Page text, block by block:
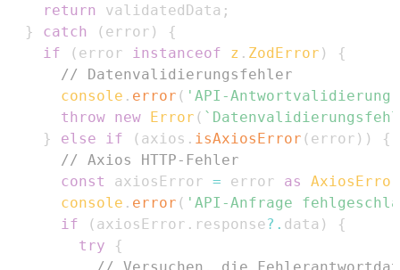
return
validatedData ;
}
catch ( error )
{
if
( error instanceof z . ZodError )
{
// Datenvalidierungsfehler
console . error ( 'API-
throw new Error ( `
}
else if ( axios . isAxiosError ( error ) )
{
// Axios HTTP-Fehler
const
axiosError = error as
AxiosError
console . error ( 'API-Anfrage
if
( axiosError . response?. data )
{
try
{